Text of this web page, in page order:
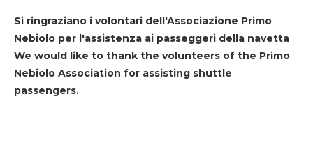
Si ringraziano i volontari dell'Associazione Primo
Nebiolo per l'assistenza ai passeggeri della navetta
We would like to thank the volunteers of the Primo
Nebiolo Association for assisting shuttle
passengers.